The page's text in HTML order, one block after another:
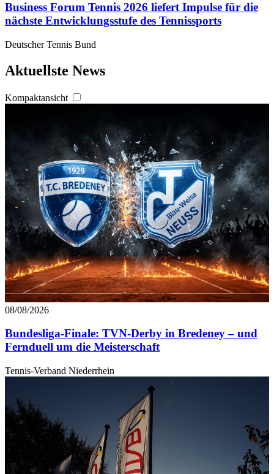
Business Forum Tennis 2026 liefert Impulse für die
nächste Entwicklungsstufe des Tennissports
Deutscher Tennis Bund
Aktuellste News
Kompaktansicht
08/08/2026
Bundesliga-Finale: TVN-Derby in Bredeney – und
Fernduell um die Meisterschaft
Tennis-Verband Niederrhein